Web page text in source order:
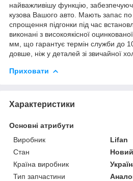
найважливішу функцію,
кузова Вашого авто. Мають запас
спрощення підгонки під час
виконані з високоякісної
мм, що гарантує термін служби до
довше, ніж у деталей зі звичайної
Приховати
Характеристики
Основні атрибути
Виробник
Lifan
Стан
Новий
Країна виробник
Тип запчастини